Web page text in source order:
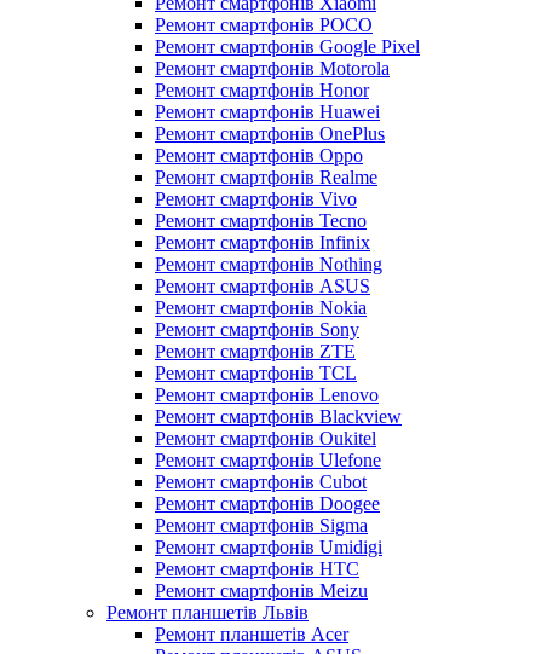
Ремонт смартфонів POCO
Ремонт смартфонів Google Pixel
Ремонт смартфонів Motorola
Ремонт смартфонів Honor
Ремонт смартфонів Huawei
Ремонт смартфонів OnePlus
Ремонт смартфонів Oppo
Ремонт смартфонів Realme
Ремонт смартфонів Vivo
Ремонт смартфонів Tecno
Ремонт смартфонів Infinix
Ремонт смартфонів Nothing
Ремонт смартфонів ASUS
Ремонт смартфонів Nokia
Ремонт смартфонів Sony
Ремонт смартфонів ZTE
Ремонт смартфонів TCL
Ремонт смартфонів Lenovo
Ремонт смартфонів Blackview
Ремонт смартфонів Oukitel
Ремонт смартфонів Ulefone
Ремонт смартфонів Cubot
Ремонт смартфонів Doogee
Ремонт смартфонів Sigma
Ремонт смартфонів Umidigi
Ремонт смартфонів HTC
Ремонт смартфонів Meizu
Ремонт планшетів Львів
Ремонт планшетів Acer